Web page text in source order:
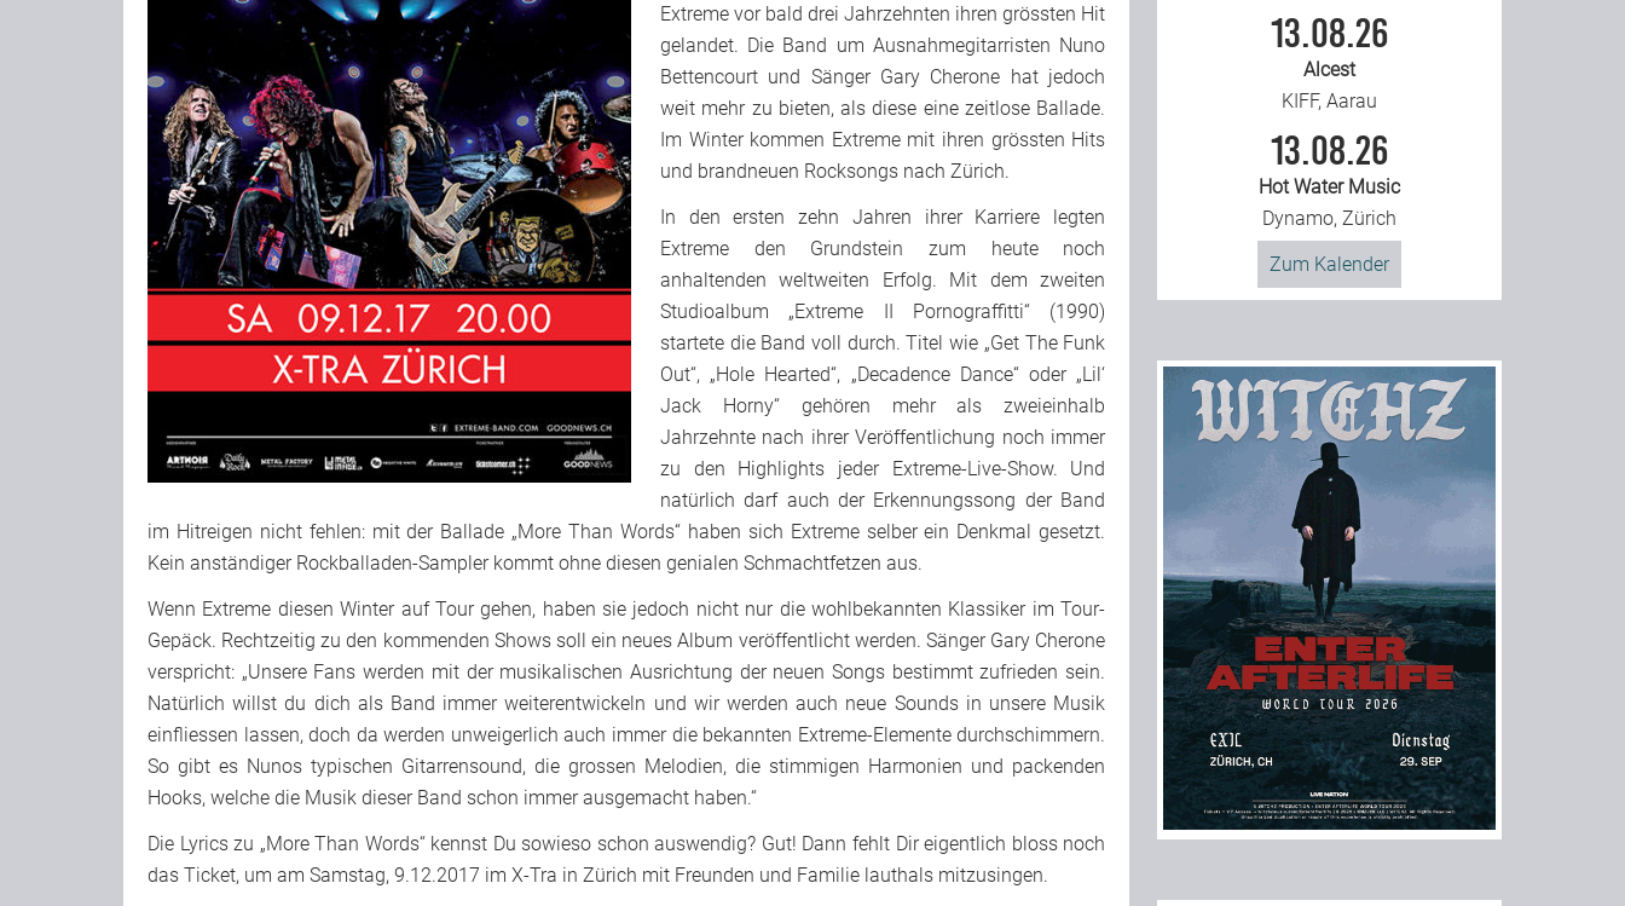
Extreme vor bald drei Jahrzehnten ihren grössten Hit
gelandet. Die Band um Ausnahmegitarristen Nuno
Bettencourt und Sänger Gary Cherone hat jedoch
weit mehr zu bieten, als diese eine zeitlose Ballade.
Im Winter kommen Extreme mit ihren grössten Hits
und brandneuen Rocksongs nach Zürich.
In den ersten zehn Jahren ihrer Karriere legten
Extreme den Grundstein zum heute noch
anhaltenden weltweiten Erfolg. Mit dem zweiten
Studioalbum „Extreme II Pornograffitti“ (1990)
startete die Band voll durch. Titel wie „Get The Funk
Out“, „Hole Hearted“, „Decadence Dance“ oder „Lil‘
Jack Horny“ gehören mehr als zweieinhalb
Jahrzehnte nach ihrer Veröffentlichung noch immer
zu den Highlights jeder Extreme-Live-Show. Und
natürlich darf auch der Erkennungssong der Band
im Hitreigen nicht fehlen: mit der Ballade „More Than Words“ haben sich Extreme selber ein Denkmal gesetzt.
Kein anständiger Rockballaden-Sampler kommt ohne diesen genialen Schmachtfetzen aus.
Wenn Extreme diesen Winter auf Tour gehen, haben sie jedoch nicht nur die wohlbekannten Klassiker im Tour-
Gepäck. Rechtzeitig zu den kommenden Shows soll ein neues Album veröffentlicht werden. Sänger Gary Cherone
verspricht: „Unsere Fans werden mit der musikalischen Ausrichtung der neuen Songs bestimmt zufrieden sein.
Natürlich willst du dich als Band immer weiterentwickeln und wir werden auch neue Sounds in unsere Musik
einfliessen lassen, doch da werden unweigerlich auch immer die bekannten Extreme-Elemente durchschimmern.
So gibt es Nunos typischen Gitarrensound, die grossen Melodien, die stimmigen Harmonien und packenden
Hooks, welche die Musik dieser Band schon immer ausgemacht haben.“
Die Lyrics zu „More Than Words“ kennst Du sowieso schon auswendig? Gut! Dann fehlt Dir eigentlich bloss noch
das Ticket, um am Samstag, 9.12.2017 im X-Tra in Zürich mit Freunden und Familie lauthals mitzusingen.
13.08.26
Alcest
KIFF, Aarau
13.08.26
Hot Water Music
Dynamo, Zürich
Zum Kalender